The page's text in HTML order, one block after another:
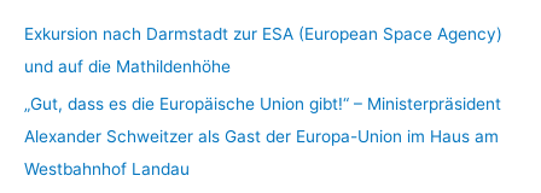
Exkursion nach Darmstadt zur ESA (European Space Agency)
und auf die Mathildenhöhe
„Gut, dass es die Europäische Union gibt!“ – Ministerpräsident
Alexander Schweitzer als Gast der Europa-Union im Haus am
Westbahnhof Landau